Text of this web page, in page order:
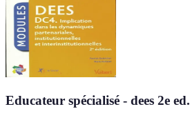
Educateur spécialisé - dees 2e